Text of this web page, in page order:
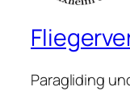
Paragliding